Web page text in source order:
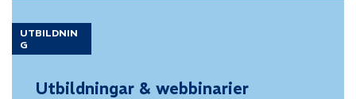
UTBILDNIN
G
Utbildningar & webbinarier